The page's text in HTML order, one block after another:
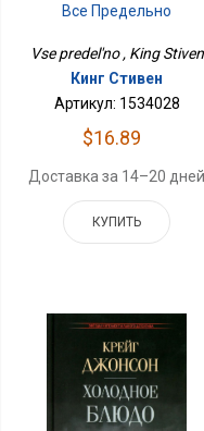
Все Предельно
Vse predel'no , King Stiven
Кинг Стивен
Артикул: 1534028
$16.89
Доставка за 14–20 дней
КУПИТЬ